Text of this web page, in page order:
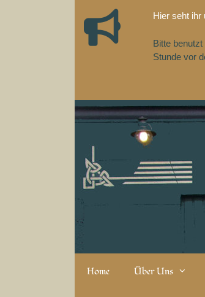
Hier seht ihr
Bitte
Stunde vor
Home Über Uns